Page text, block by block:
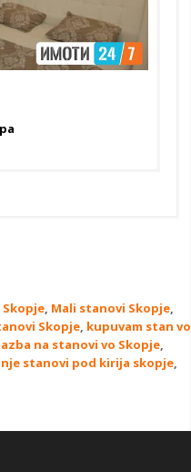
, Mali stanovi Skopje,
Skopje, kupuvam stan vo
na stanovi vo Skopje,
stanovi pod kirija skopje,